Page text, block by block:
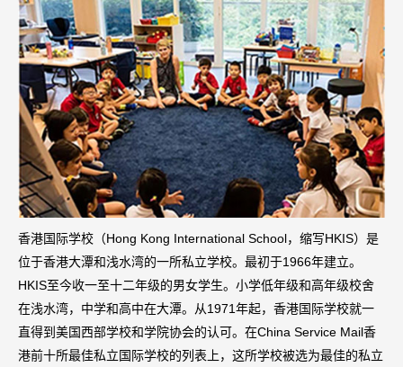
香港国际学校（Hong Kong International School，缩写HKIS）是
位于香港大潭和浅水湾的一所私立学校。最初于1966年建立。
HKIS至今收一至十二年级的男女学生。小学低年级和高年级校舍
在浅水湾，中学和高中在大潭。从1971年起，香港国际学校就一
直得到美国西部学校和学院协会的认可。在China Service Mail香
港前十所最佳私立国际学校的列表上，这所学校被选为最佳的私立